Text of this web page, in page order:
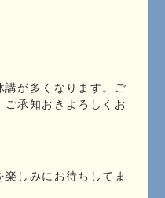
が多くなります。ご
承知おきよろしくお
しみにお待ちしてま